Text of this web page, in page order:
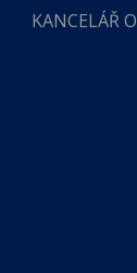
KANCELÁŘ